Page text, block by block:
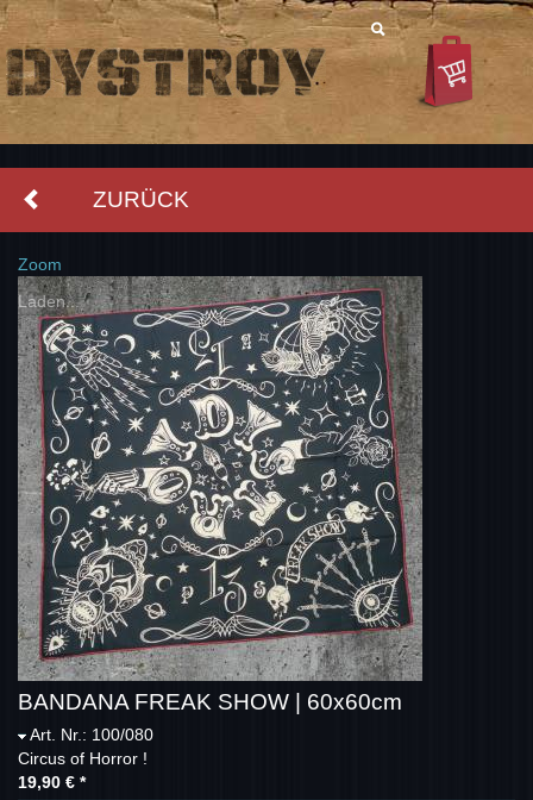
ZURÜCK
Zoom
Laden...
BANDANA FREAK SHOW | 60x60cm
Art. Nr.: 100/080
Circus of Horror !
19,90 € *